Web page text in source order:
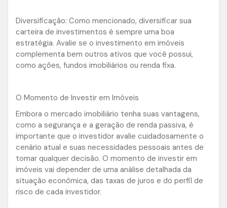
Diversificação: Como mencionado, diversificar sua
carteira de investimentos é sempre uma boa
estratégia. Avalie se o investimento em imóveis
complementa bem outros ativos que você possui,
como ações, fundos imobiliários ou renda fixa.
O Momento de Investir em Imóveis
Embora o mercado imobiliário tenha suas vantagens,
como a segurança e a geração de renda passiva, é
importante que o investidor avalie cuidadosamente o
cenário atual e suas necessidades pessoais antes de
tomar qualquer decisão. O momento de investir em
imóveis vai depender de uma análise detalhada da
situação econômica, das taxas de juros e do perfil de
risco de cada investidor.